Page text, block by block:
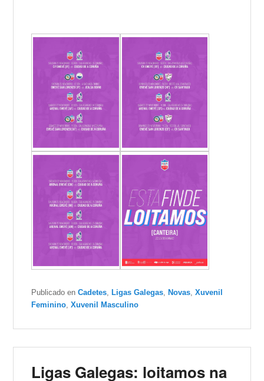
Publicado en Cadetes ,Ligas Galegas ,Novas ,Xuvenil
Feminino ,Xuvenil Masculino
Ligas Galegas: loitamos na